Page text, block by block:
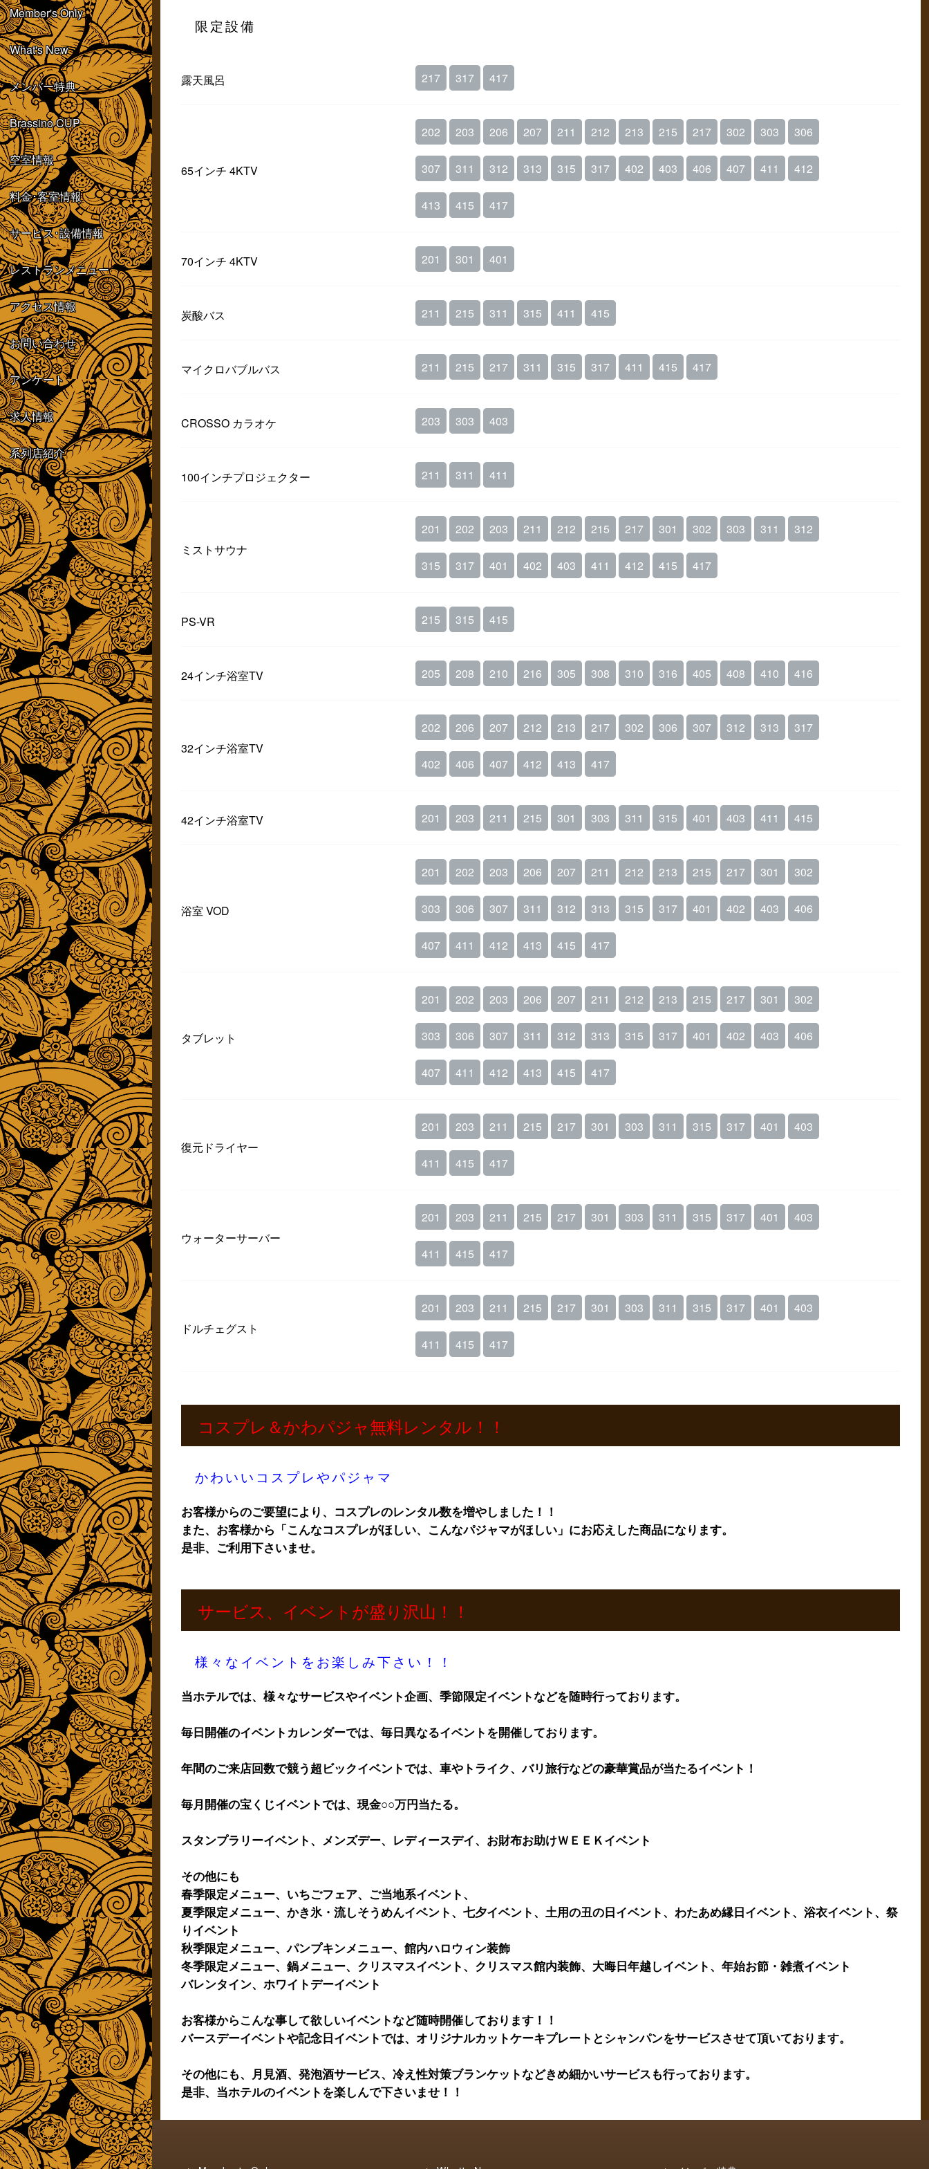
Member's Only
What's New
メンバー特典
Brassino CUP
空室情報
料金･客室情報
サービス･設備情報
レストランメニュー
アクセス情報
お問い合わせ
アンケート
求人情報
系列店紹介
限定設備
露天風呂 217 317 417
65インチ 4KTV
202 203 206 207 211 212 213 215 217 302 303 306
307 311 312 313 315 317 402 403 406 407 411 412
413 415 417
70インチ 4KTV 201 301 401
炭酸バス 211 215 311 315 411 415
マイクロバブルバス 211 215 217 311 315 317 411 415 417
CROSSO カラオケ 203 303 403
100インチプロジェクター 211 311 411
ミストサウナ
201 202 203 211 212 215 217 301 302 303 311 312
315 317 401 402 403 411 412 415 417
PS-VR 215 315 415
24インチ浴室TV 205 208 210 216 305 308 310 316 405 408 410 416
32インチ浴室TV
202 206 207 212 213 217 302 306 307 312 313 317
402 406 407 412 413 417
42インチ浴室TV 201 203 211 215 301 303 311 315 401 403 411 415
浴室 VOD
201 202 203 206 207 211 212 213 215 217 301 302
303 306 307 311 312 313 315 317 401 402 403 406
407 411 412 413 415 417
タブレット
201 202 203 206 207 211 212 213 215 217 301 302
303 306 307 311 312 313 315 317 401 402 403 406
407 411 412 413 415 417
復元ドライヤー
201 203 211 215 217 301 303 311 315 317 401 403
411 415 417
ウォーターサーバー
201 203 211 215 217 301 303 311 315 317 401 403
411 415 417
ドルチェグスト
201 203 211 215 217 301 303 311 315 317 401 403
411 415 417
コスプレ＆かわパジャ無料レンタル！！
かわいいコスプレやパジャマ
お客様からのご要望により、コスプレのレンタル数を増やしました！！
また、お客様から「こんなコスプレがほしい、こんなパジャマがほしい」にお応えした商品になります。
是非、ご利用下さいませ。
サービス、イベントが盛り沢山！！
様々なイベントをお楽しみ下さい！！
当ホテルでは、様々なサービスやイベント企画、季節限定イベントなどを随時行っております。
毎日開催のイベントカレンダーでは、毎日異なるイベントを開催しております。
年間のご来店回数で競う超ビックイベントでは、車やトライク、バリ旅行などの豪華賞品が当たるイベント！
毎月開催の宝くじイベントでは、現金○○万円当たる。
スタンプラリーイベント、メンズデー、レディースデイ、お財布お助けＷＥＥＫイベント
その他にも
春季限定メニュー、いちごフェア、ご当地系イベント、
夏季限定メニュー、かき氷・流しそうめんイベント、七夕イベント、土用の丑の日イベント、わたあめ縁日イベント、浴衣イベント、祭
りイベント
秋季限定メニュー、パンプキンメニュー、館内ハロウィン装飾
冬季限定メニュー、鍋メニュー、クリスマスイベント、クリスマス館内装飾、大晦日年越しイベント、年始お節・雑煮イベント
バレンタイン、ホワイトデーイベント
お客様からこんな事して欲しいイベントなど随時開催しております！！
バースデーイベントや記念日イベントでは、オリジナルカットケーキプレートとシャンパンをサービスさせて頂いております。
その他にも、月見酒、発泡酒サービス、冷え性対策ブランケットなどきめ細かいサービスも行っております。
是非、当ホテルのイベントを楽しんで下さいませ！！